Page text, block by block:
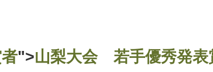
">山梨大会 若手優秀発表